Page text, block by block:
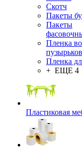
Скотч
Пакеты
Пакеты
Пленка
Пленка
+ ЕЩЕ 4
Пластиковая